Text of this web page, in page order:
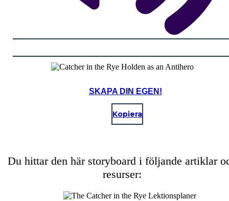
SKAPA DIN EGEN!
Kopiera
Du hittar den här storyboard i följande artiklar
resurser: